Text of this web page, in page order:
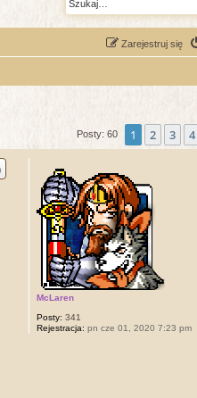
Zarejestruj się
Posty: 60 1 2 3 4
McLaren
Posty: 341
Rejestracja: pn cze 01, 2020 7:23 pm